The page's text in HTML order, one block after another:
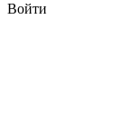
Войти